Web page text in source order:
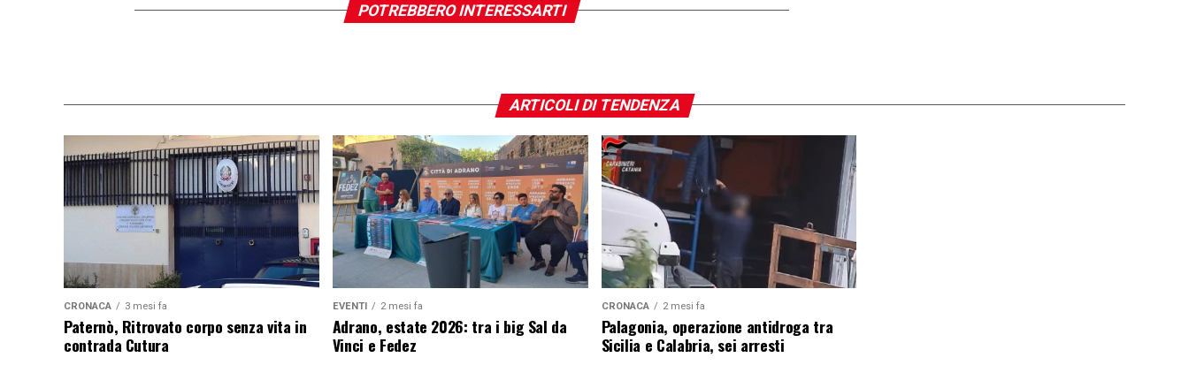
POTREBBERO INTERESSARTI
ARTICOLI DI TENDENZA
CRONACA 3 mesi fa
Paternò, Ritrovato corpo senza vita in
contrada Cutura
EVENTI 2 mesi fa
Adrano, estate 2026: tra i big Sal da
Vinci e Fedez
CRONACA 2 mesi fa
Palagonia, operazione antidroga tra
Sicilia e Calabria, sei arresti